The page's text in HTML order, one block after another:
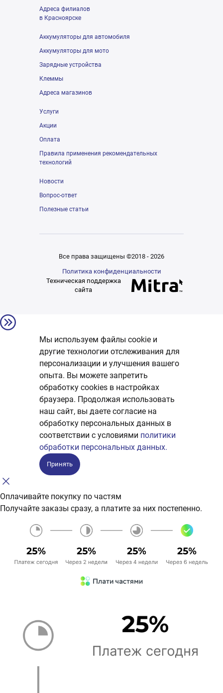
Адреса филиалов
в Красноярске
Аккумуляторы для автомобиля
Аккумуляторы для мото
Зарядные устройства
Клеммы
Адреса магазинов
Услуги
Акции
Оплата
Правила применения рекомендательных
технологий
Новости
Вопрос-ответ
Полезные статьи
Все права защищены ©2018 - 2026
Политика конфиденциальности
Техническая поддержка
сайта
Мы используем файлы cookie и
другие технологии отслеживания для
персонализации и улучшения вашего
опыта. Вы можете запретить
обработку сookies в настройках
браузера. Продолжая использовать
наш сайт, вы даете согласие на
обработку персональных данных в
соответствии с условиями политики
обработки персональных данных.
Принять
Оплачивайте покупку по частям
Получайте заказы сразу, а платите за них постепенно.